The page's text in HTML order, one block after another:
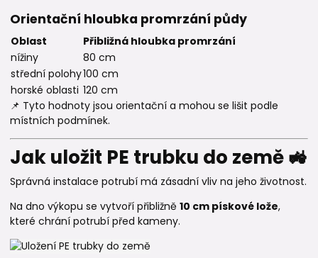
Orientační hloubka promrzání půdy
Oblast
Přibližná hloubka promrzání
nížiny
80 cm
střední polohy100 cm
horské oblasti 120 cm
📌 Tyto hodnoty jsou orientační a mohou se lišit podle
místních podmínek.
Jak uložit PE trubku do země 🚜
Správná instalace potrubí má zásadní vliv na jeho životnost.
Na dno výkopu se vytvoří přibližně 10 cm pískové lože,
které chrání potrubí před kameny.